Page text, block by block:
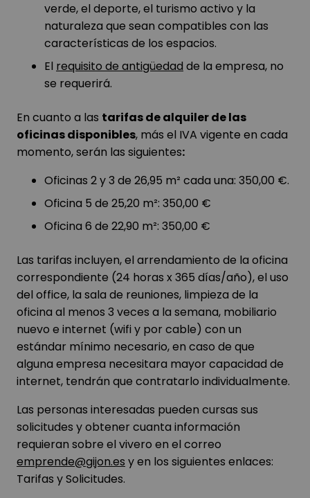
verde, el deporte, el turismo activo y la
naturaleza que sean compatibles con las
características de los espacios.
El requisito de antigüedad de la empresa, no
se requerirá.
En cuanto a las tarifas de alquiler de las
oficinas disponibles, más el IVA vigente en cada
momento, serán las siguientes:
Oficinas 2 y 3 de 26,95 m² cada una: 350,00 €.
Oficina 5 de 25,20 m²: 350,00 €
Oficina 6 de 22,90 m²: 350,00 €
Las tarifas incluyen, el arrendamiento de la oficina
correspondiente (24 horas x 365 días/año), el uso
del office, la sala de reuniones, limpieza de la
oficina al menos 3 veces a la semana, mobiliario
nuevo e internet (wifi y por cable) con un
estándar mínimo necesario, en caso de que
alguna empresa necesitara mayor capacidad de
internet, tendrán que contratarlo individualmente.
Las personas interesadas pueden cursas sus
solicitudes y obtener cuanta información
requieran sobre el vivero en el correo
emprende@gijon.es y en los siguientes enlaces:
Tarifas ySolicitudes.